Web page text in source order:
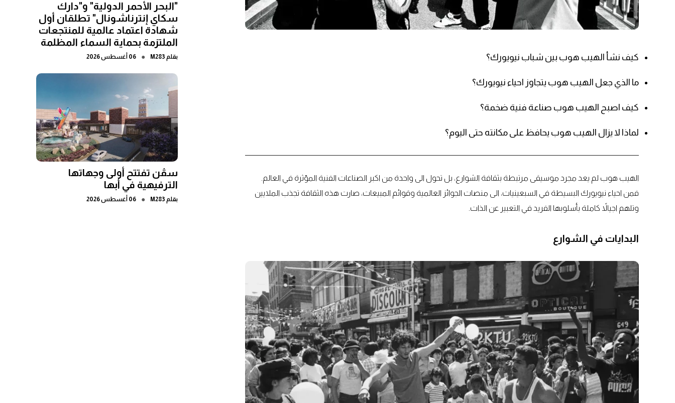
كيف نشأ الهيب هوب بين شباب نيويورك؟
ما الذي جعل الهيب هوب يتجاوز احياء نيويورك؟
كيف اصبح الهيب هوب صناعة فنية ضخمة؟
لماذا لا يزال الهيب هوب يحافظ على مكانته حتى اليوم؟
الهيب هوب لم يعد مجرد موسيقى مرتبطة بثقافة الشوارع، بل تحول الى واحدة من اكبر الصناعات الفنية المؤثرة في العالم.
فمن احياء نيويورك البسيطة في السبعينيات، الى منصات الجوائز العالمية وقوائم المبيعات، صارت هذه الثقافة تجذب الملايين
وتلهم اجيالاً كاملة بأسلوبها الفريد في التعبير عن الذات.
البدايات في الشوارع
"البحر الأحمر الدولية" و"دارك
سكاي إنترناشونال" تطلقان أول
شهادة اعتماد عالمية للمنتجعات
الملتزمة بحماية السماء المظلمة
بقلم M283
● 06 أغسطس 2026
سڤن تفتتح أولى وجهاتها
الترفيهية في أبها
بقلم M283
● 06 أغسطس 2026